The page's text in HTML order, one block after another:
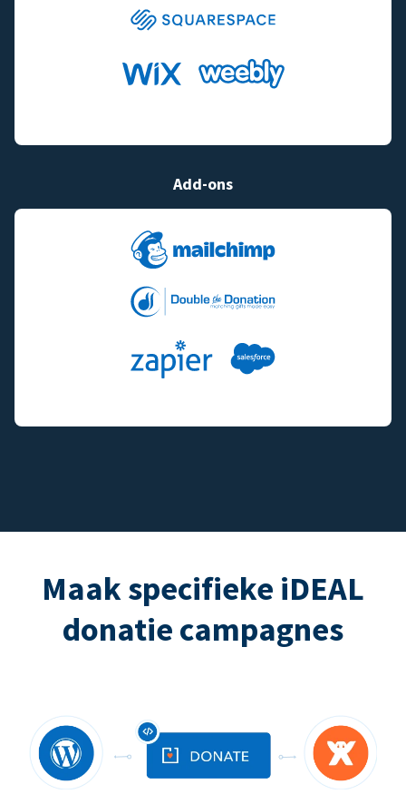
Add-ons
Maak specifieke iDEAL
donatie campagnes